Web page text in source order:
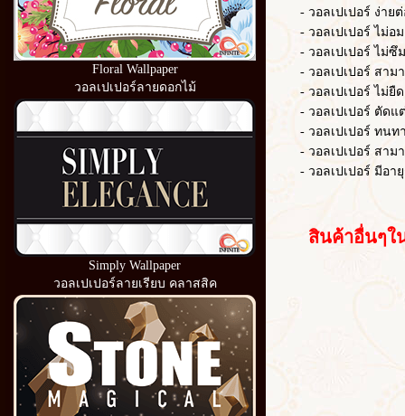
Floral Wallpaper
วอลเปเปอร์ลายดอกไม้
Simply Wallpaper
วอลเปเปอร์ลายเรียบ คลาสสิค
- วอลเปเปอร์ ง่ายต่
- วอลเปเปอร์ ไม่อ
- วอลเปเปอร์ ไม่ซึ
- วอลเปเปอร์ สามาร
- วอลเปเปอร์ ไม่ยืด
- วอลเปเปอร์ ตัดแต่
- วอลเปเปอร์ ทนท
- วอลเปเปอร์ สามา
- วอลเปเปอร์ มีอายุ
สินค้าอื่นๆใน